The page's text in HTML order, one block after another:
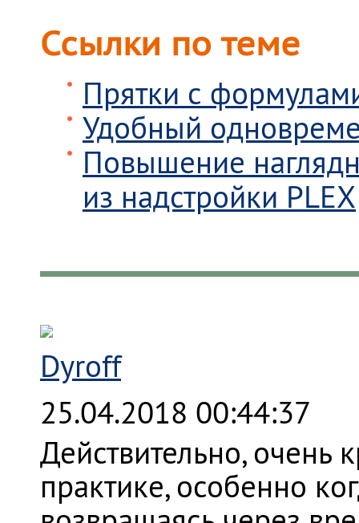
Ссылки по теме
Прятки с
Удобный
Повышение
из надстройки PLEX
Dyroff
25.04.2018 00:44:37
Действительно, очень
практике, особенно